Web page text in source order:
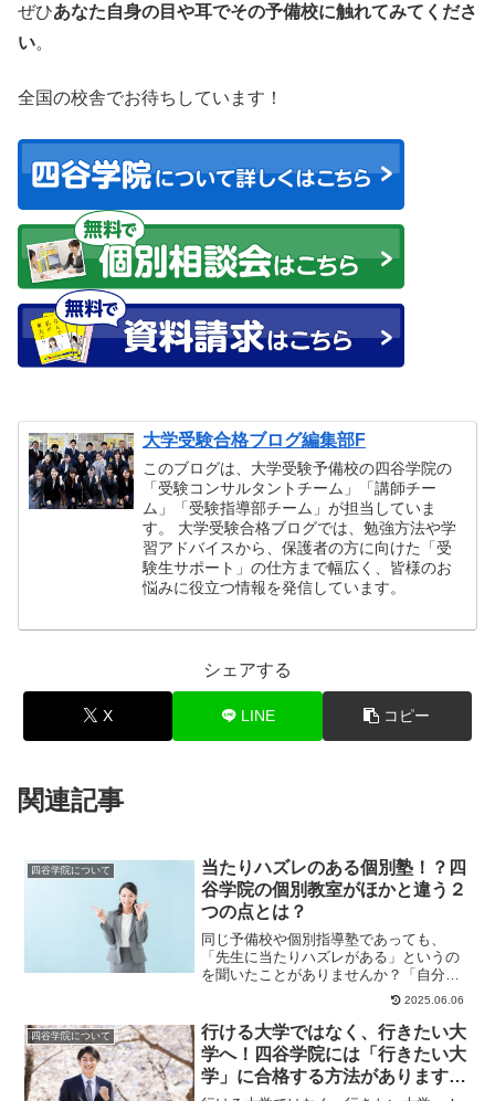
ぜひあなた自身の目や耳でその予備校に触れてみてくださ
い。
全国の校舎でお待ちしています！
大学受験合格ブログ編集部F
このブログは、大学受験予備校の四谷学院の
「受験コンサルタントチーム」「講師チー
ム」「受験指導部チーム」が担当していま
す。 大学受験合格ブログでは、勉強方法や学
習アドバイスから、保護者の方に向けた「受
験生サポート」の仕方まで幅広く、皆様のお
悩みに役立つ情報を発信しています。
シェアする
X LINE コピー
関連記事
四谷学院について
当たりハズレのある個別塾！？四
谷学院の個別教室がほかと違う２
つの点とは？
同じ予備校や個別指導塾であっても、
「先生に当たりハズレがある」というの
を聞いたことがありませんか？「自分に
合う・合わない」というのはあるかもし
2025.06.06
四谷学院について
行ける大学ではなく、行きたい大
学へ！四谷学院には「行きたい大
学」に合格する方法があります！